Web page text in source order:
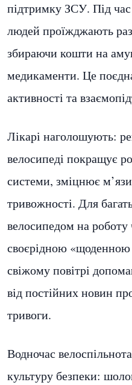
підтримку ЗСУ. Під час
людей проїжджають
збираючи кошти на
медикаменти. Це
активності та
Лікарі наголошують:
велосипеді покращує
системи, зміцнює
тривожності. Для
велосипедом на роботу
своєрідною
свіжому повітрі
від постійних новин
тривоги.
Водночас
культуру безпеки: